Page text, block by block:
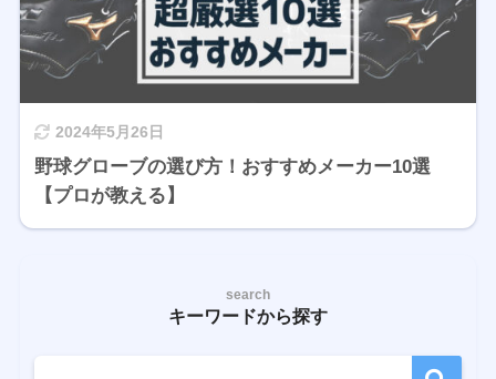
2024年5月26日
野球グローブの選び方！おすすめメーカー10選
【プロが教える】
search
キーワードから探す